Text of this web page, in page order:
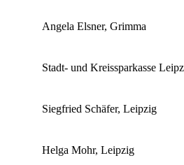
Angela Elsner, Grimma
Stadt- und Kreissparkasse
Siegfried Schäfer, Leipzig
Helga Mohr, Leipzig